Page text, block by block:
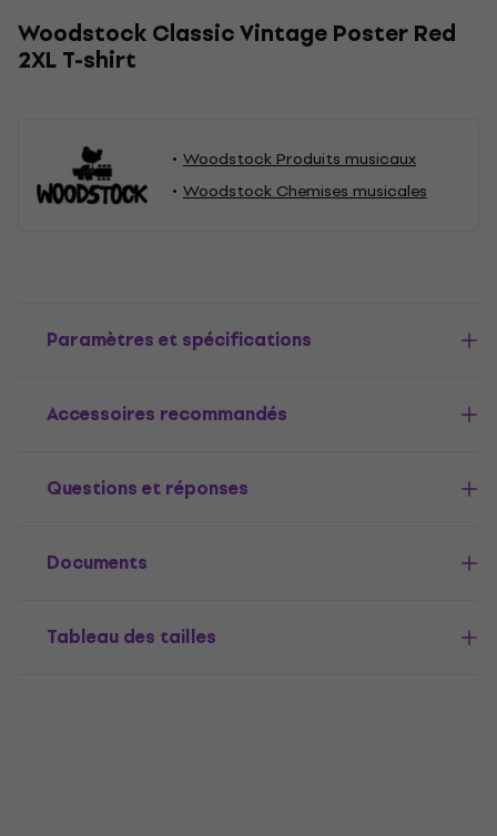
Woodstock Classic Vintage Poster Red
2XL T-shirt
Woodstock Produits musicaux
Woodstock Chemises musicales
Paramètres et spécifications
Accessoires recommandés
Questions et réponses
Documents
Tableau des tailles